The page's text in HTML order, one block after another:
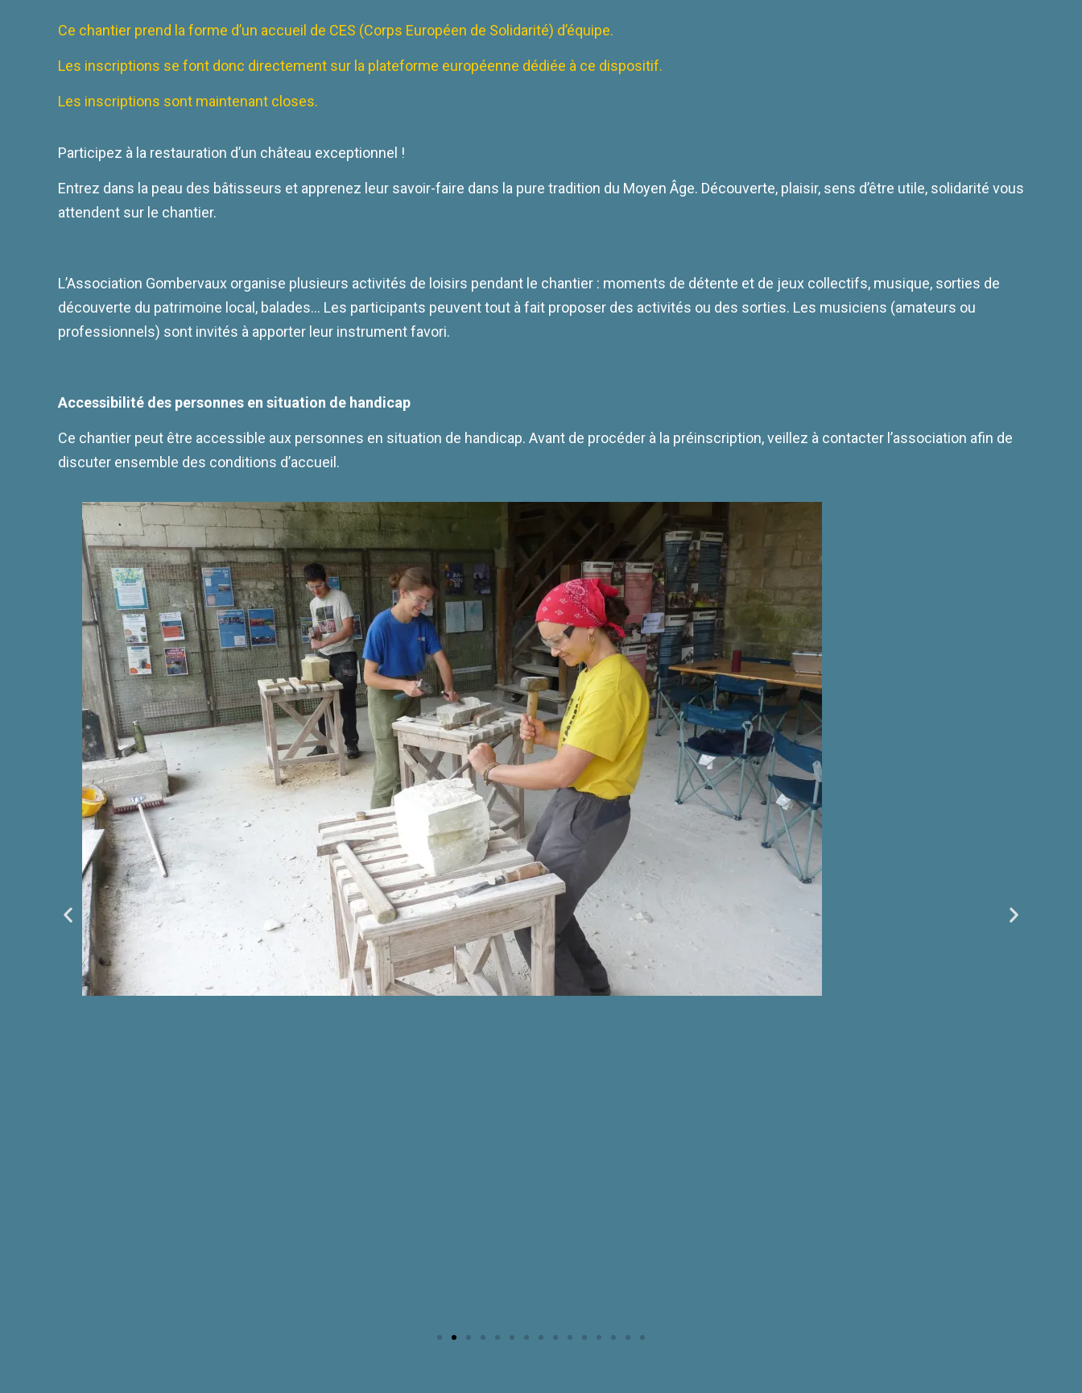
Ce chantier prend la forme d’un accueil de CES (Corps Européen de Solidarité) d’équipe.
Les inscriptions se font donc directement sur la plateforme européenne dédiée à ce dispositif.
Les inscriptions sont maintenant closes.
Participez à la restauration d’un château exceptionnel !
Entrez dans la peau des bâtisseurs et apprenez leur savoir-faire dans la pure tradition du Moyen Âge. Découverte, plaisir, sens d’être utile, solidarité vous
attendent sur le chantier.
L’Association Gombervaux organise plusieurs activités de loisirs pendant le chantier : moments de détente et de jeux collectifs, musique, sorties de
découverte du patrimoine local, balades… Les participants peuvent tout à fait proposer des activités ou des sorties. Les musiciens (amateurs ou
professionnels) sont invités à apporter leur instrument favori.
Accessibilité des personnes en situation de handicap
Ce chantier peut être accessible aux personnes en situation de handicap. Avant de procéder à la préinscription, veillez à contacter l’association afin de
discuter ensemble des conditions d’accueil.